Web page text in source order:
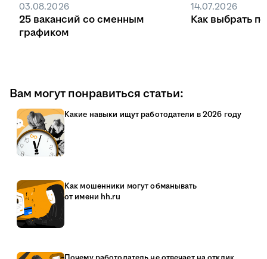
03.08.2026
25 вакансий со сменным
графиком
14.07.2026
Как выбрать
Вам могут понравиться статьи:
Какие навыки ищут работодатели в 2026 году
Как мошенники могут обманывать
от имени hh.ru